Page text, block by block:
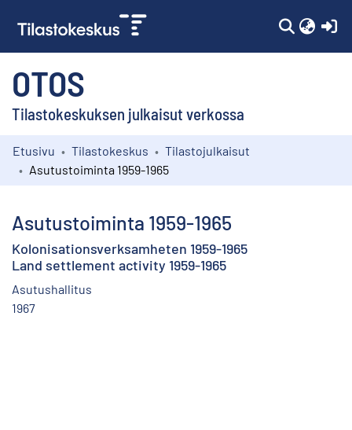
OTOS
Tilastokeskuksen julkaisut verkossa
Kokoelmat
Etusivu Tilastokeskus
Tilastojulkaisut
Asutustoiminta 1959-1965
Asutustoiminta 1959-1965
Kolonisationsverksamheten 1959-1965
Land settlement activity 1959-1965
Asutushallitus
1967